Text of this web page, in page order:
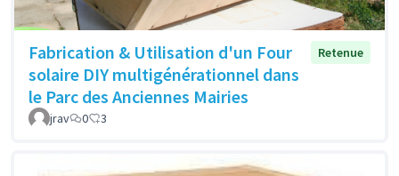
Fabrication & Utilisation d'un Four
solaire DIY multigénérationnel dans
le Parc des Anciennes Mairies
Retenue
jrav 0 3